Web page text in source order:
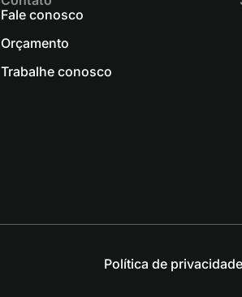
Fale conosco
Orçamento
Trabalhe conosco
Política de privacidade